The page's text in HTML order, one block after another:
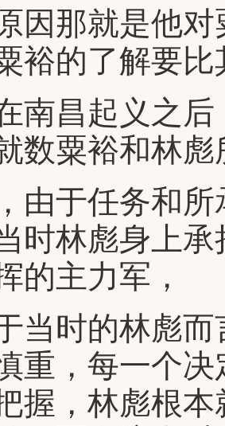
因那就是他对
裕的了解要
南昌起义之后
数粟裕和林
由于任务和所
时林彪身上
的主力军，
当时的林彪而
重，每一个
握，林彪根